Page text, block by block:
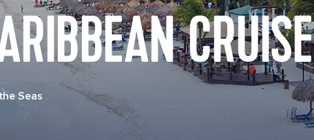
CRUISE
Seas